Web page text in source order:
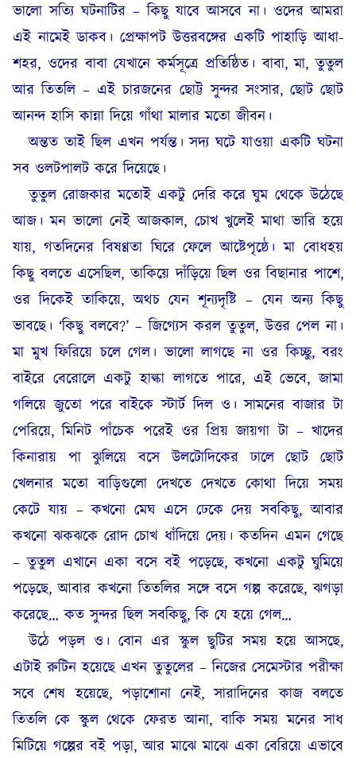
ভালো সত্যি ঘটনাটির – কিছু যাবে আসবে না। ওদের আমরা
এই নামেই ডাকব। প্রেক্ষাপট উত্তরবঙ্গের একটি পাহাড়ি আধা-
শহর, ওদের বাবা যেখানে কর্মসূত্রে প্রতিষ্ঠিত। বাবা, মা, তুতুল
আর তিতলি – এই চারজনের ছোট্ট সুন্দর সংসার, ছোট ছোট
আনন্দ হাসি কান্না দিয়ে গাঁথা মালার মতো জীবন।
অন্তত তাই ছিল এখন পর্যন্ত। সদ্য ঘটে যাওয়া একটি ঘটনা
সব ওলটপালট করে দিয়েছে।
তুতুল রোজকার মতোই একটু দেরি করে ঘুম থেকে উঠেছে
আজ। মন ভালো নেই আজকাল, চোখ খুলেই মাথা ভারি হয়ে
যায়, গতদিনের বিষণ্ণতা ঘিরে ফেলে আষ্টেপৃষ্ঠে। মা বোধহয়
কিছু বলতে এসেছিল, তাকিয়ে দাঁড়িয়ে ছিল ওর বিছানার পাশে,
ওর দিকেই তাকিয়ে, অথচ যেন শূন্যদৃষ্টি – যেন অন্য কিছু
ভাবছে। ‘কিছু বলবে?’ – জিগ্যেস করল তুতুল, উত্তর পেল না।
মা মুখ ফিরিয়ে চলে গেল। ভালো লাগছে না ওর কিচ্ছু, বরং
বাইরে বেরোলে একটু হাল্কা লাগতে পারে, এই ভেবে, জামা
গলিয়ে জুতো পরে বাইকে স্টার্ট দিল ও। সামনের বাজার টা
পেরিয়ে, মিনিট পাঁচেক পরেই ওর প্রিয় জায়গা টা – খাদের
কিনারায় পা ঝুলিয়ে বসে উলটোদিকের ঢালে ছোট ছোট
খেলনার মতো বাড়িগুলো দেখতে দেখতে কোথা দিয়ে সময়
কেটে যায় – কখনো মেঘ এসে ঢেকে দেয় সবকিছু, আবার
কখনো ঝকঝকে রোদ চোখ ধাঁদিয়ে দেয়। কতদিন এমন গেছে
– তুতুল এখানে একা বসে বই পড়েছে, কখনো একটু ঘুমিয়ে
পড়েছে, আবার কখনো তিতলির সঙ্গে বসে গল্প করেছে, ঝগড়া
করেছে… কত সুন্দর ছিল সবকিছু, কি যে হয়ে গেল…
উঠে পড়ল ও। বোন এর স্কুল ছুটির সময় হয়ে আসছে,
এটাই রুটিন হয়েছে এখন তুতুলের – নিজের সেমেস্টার পরীক্ষা
সবে শেষ হয়েছে, পড়াশোনা নেই, সারাদিনের কাজ বলতে
তিতলি কে স্কুল থেকে ফেরত আনা, বাকি সময় মনের সাধ
মিটিয়ে গল্পের বই পড়া, আর মাঝে মাঝে একা বেরিয়ে এভাবে